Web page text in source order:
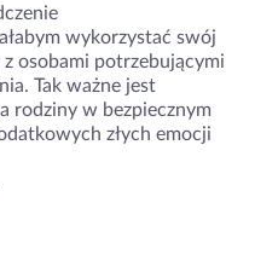
wykorzystać swój
osobami potrzebującymi
Tak ważne jest
rodziny w bezpiecznym
złych emocji